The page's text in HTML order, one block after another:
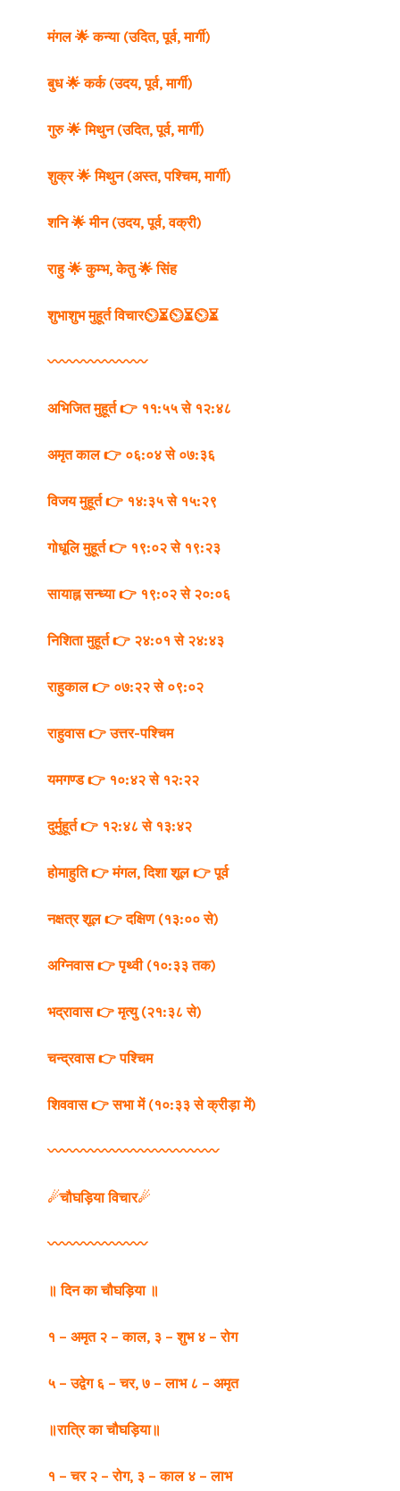
मंगल 🌟 कन्या (उदित, पूर्व, मार्गी)
बुध 🌟 कर्क (उदय, पूर्व, मार्गी)
गुरु 🌟 मिथुन (उदित, पूर्व, मार्गी)
शुक्र 🌟 मिथुन (अस्त, पश्चिम, मार्गी)
शनि 🌟 मीन (उदय, पूर्व, वक्री)
राहु 🌟 कुम्भ,केतु 🌟 सिंह
शुभाशुभ मुहूर्त विचार⏲⏳⏲⏳⏲⏳
〰️〰️〰️〰️〰️〰️〰️
अभिजित मुहूर्त 👉 ११:५५ से १२:४८
अमृत काल 👉 ०६:०४ से ०७:३६
विजय मुहूर्त 👉 १४:३५ से १५:२९
गोधूलि मुहूर्त 👉 १९:०२ से १९:२३
सायाह्न सन्ध्या 👉 १९:०२ से २०:०६
निशिता मुहूर्त 👉 २४:०१ से २४:४३
राहुकाल 👉 ०७:२२ से ०९:०२
राहुवास 👉 उत्तर-पश्चिम
यमगण्ड 👉 १०:४२ से १२:२२
दुर्मुहूर्त 👉 १२:४८ से १३:४२
होमाहुति 👉 मंगल,दिशा शूल 👉 पूर्व
नक्षत्र शूल 👉 दक्षिण (१३:०० से)
अग्निवास 👉 पृथ्वी (१०:३३ तक)
भद्रावास 👉 मृत्यु (२१:३८ से)
चन्द्रवास 👉 पश्चिम
शिववास 👉 सभा में (१०:३३ से क्रीड़ा में)
〰️〰️〰️〰️〰️〰️〰️〰️〰️〰️〰️〰️
☄चौघड़िया विचार☄
〰️〰️〰️〰️〰️〰️〰️
॥ दिन का चौघड़िया ॥
१ – अमृत २ – काल, ३ – शुभ ४ – रोग
५ – उद्वेग ६ – चर, ७ – लाभ ८ – अमृत
॥रात्रि का चौघड़िया॥
१ – चर २ – रोग, ३ – काल ४ – लाभ